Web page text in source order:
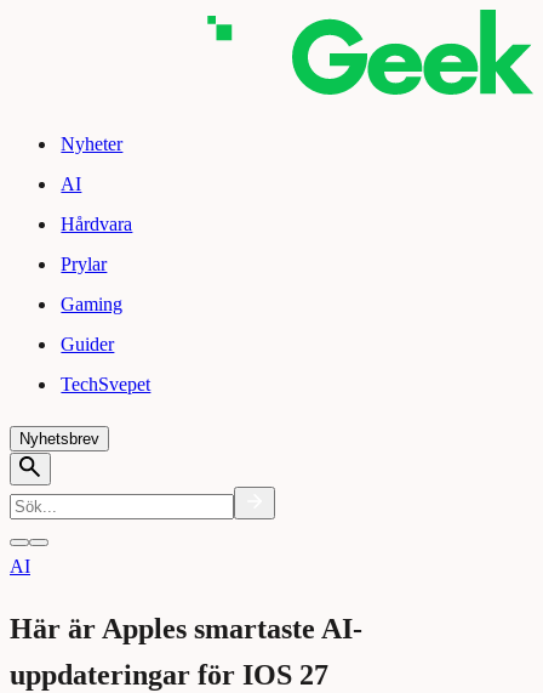
Nyheter
AI
Hårdvara
Prylar
Gaming
Guider
TechSvepet
Nyhetsbrev
AI
Här är Apples smartaste AI-
uppdateringar för IOS 27